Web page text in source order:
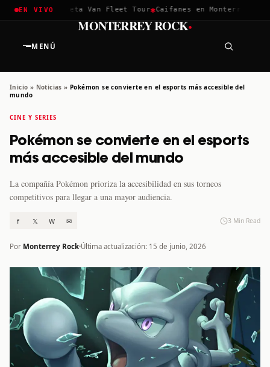
EN VIVO
2026 ✱Greta Van Fleet Tour✱Caifanes en Monterrey · 12
MENÚ
MONTERREY ROCK·
Inicio » Noticias » Pokémon se convierte en el esports más accesible del
mundo
CINE Y SERIES
Pokémon se convierte en el esports
más accesible del mundo
La compañía Pokémon prioriza la accesibilidad en sus torneos
competitivos para llegar a una mayor audiencia.
f 𝕏 W ✉ 3 Min Read
Por Monterrey Rock Última actualización: 15 de junio, 2026